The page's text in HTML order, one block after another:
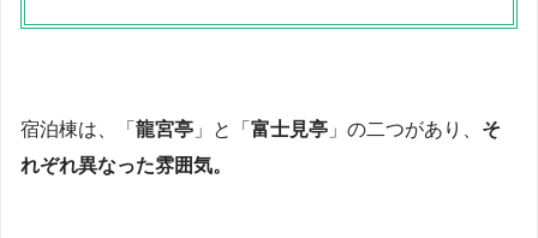
宿泊棟は、「 龍宮亭 」と「 富士見亭 」の二つがあり、 そ
れぞれ異なった雰囲気。